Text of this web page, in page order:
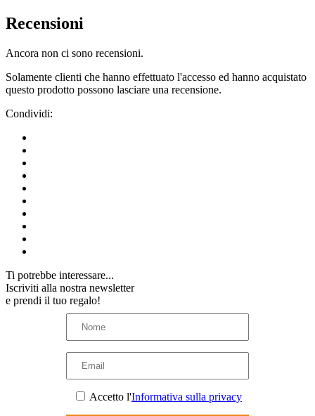
Recensioni
Ancora non ci sono recensioni.
Solamente clienti che hanno effettuato l'accesso ed hanno acquistato
questo prodotto possono lasciare una recensione.
Condividi:
Ti potrebbe interessare...
Iscriviti alla nostra newsletter
e prendi il tuo regalo!
Accetto l'Informativa sulla privacy